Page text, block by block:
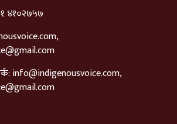
४१०२७५७
,
info@indigenousvoice.com,